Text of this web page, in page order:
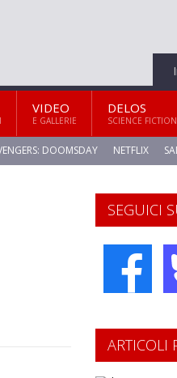
VIDEO
E GALLERIE
DELOS
SCIENCE FICTION
DOOMSDAY NETFLIX
SEGUICI
ARTICOLI